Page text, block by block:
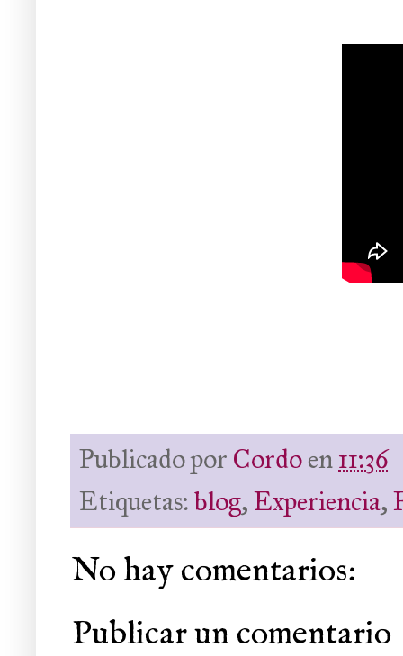
Publicado por Cordoen11:36
Etiquetas:blog,Experiencia,
No hay comentarios:
Publicar un comentario